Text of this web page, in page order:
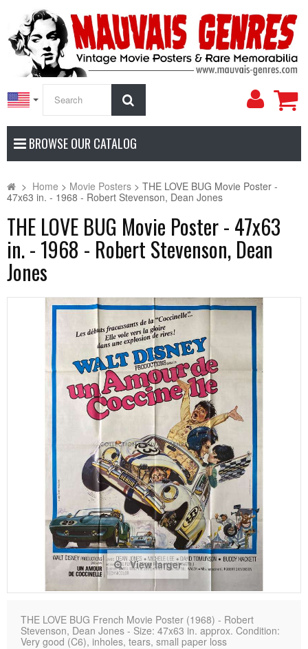
My
BROWSE OUR CATALOG
> Home > Movie Posters > THE LOVE BUG Movie Poster -
47x63 in. - 1968 - Robert Stevenson, Dean Jones
THE LOVE BUG Movie Poster - 47x63
in. - 1968 - Robert Stevenson, Dean
Jones
View larger
THE LOVE BUG French Movie Poster (1968) - Robert
Stevenson, Dean Jones - Size: 47x63 in. approx. Condition:
Very good (C6), inholes, tears, small paper loss